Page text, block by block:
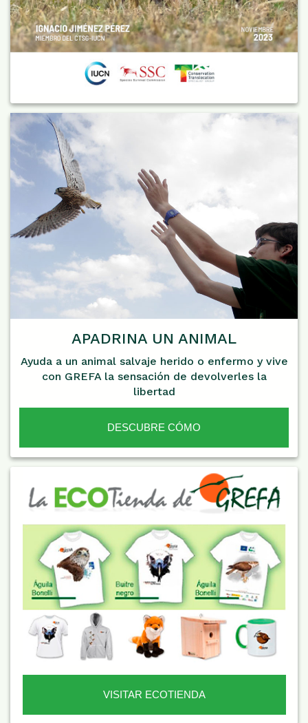
APADRINA UN ANIMAL
Ayuda a un animal salvaje herido o enfermo y vive
con GREFA la sensación de devolverles la
libertad
DESCUBRE CÓMO
VISITAR ECOTIENDA